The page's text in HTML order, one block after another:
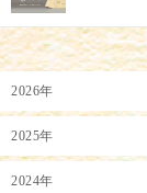
2026年
2025年
2024年